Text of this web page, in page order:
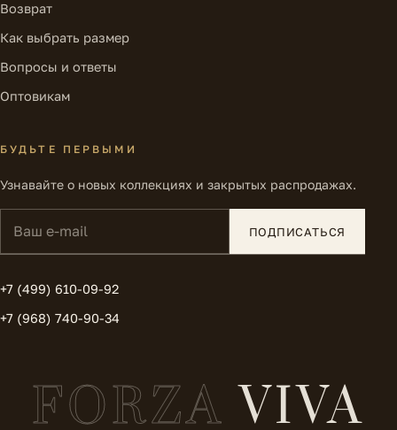
Возврат
Как выбрать размер
Вопросы и ответы
Оптовикам
БУДЬТЕ ПЕРВЫМИ
Узнавайте о новых коллекциях и закрытых распродажах.
ПОДПИСАТЬСЯ
+7 (499) 610-09-92
+7 (968) 740-90-34
FORZA VIVA